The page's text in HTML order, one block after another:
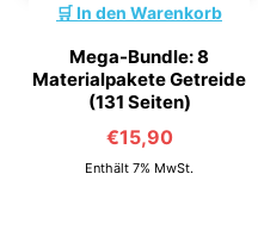
In den Warenkorb
Mega-Bundle: 8
Materialpakete Getreide
(131 Seiten)
€15,90
Enthält 7% MwSt.